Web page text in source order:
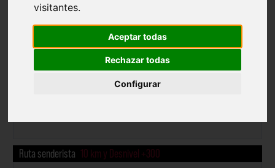
visitantes.
Aceptar todas
Rechazar todas
Configurar
12 km y Desnivel +350
Ruta senderista 10 km y Desnivel +300